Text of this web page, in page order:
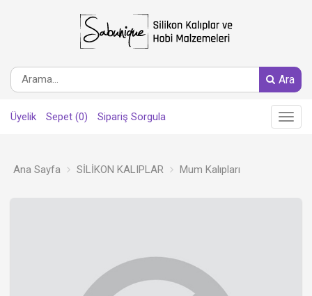
Ara
Üyelik Sepet (0) Sipariş Sorgula
Main
Menu
Ana Sayfa SİLİKON KALIPLAR Mum Kalıpları